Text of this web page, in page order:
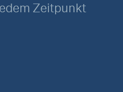
Zeitpunkt